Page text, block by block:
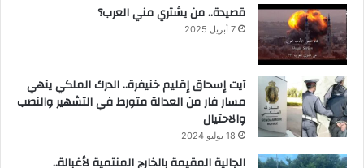
قصيدة.. من يشتري مني العرب؟
7 أبريل 2025
آيت إسحاق إقليم خنيفرة.. الدرك الملكي ينهي
مسار فار من العدالة متورط في التشهير والنصب
والاحتيال
18 يوليو 2024
الجالية المقيمة بالخارج المنتمية لأغبالة..